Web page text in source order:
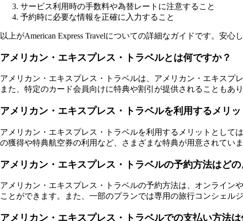
サービス利用時の手数料や為替レートに注意すること
予約時に必要な情報を正確に入力すること
以上がAmerican Express Travelについての詳細なガイドです。安心
アメリカン・エキスプレス・トラベルとは何ですか？
アメリカン・エキスプレス・トラベルは、アメリカン・エキスプ
また、特定のカード会員向けに特典や割引が提供されることもあり
アメリカン・エキスプレス・トラベルを利用するメリッ
アメリカン・エキスプレス・トラベルを利用するメリットとして
の獲得や特典航空券の利用など、さまざまな特典が用意されてい
アメリカン・エキスプレス・トラベルの予約方法はど
アメリカン・エキスプレス・トラベルの予約方法は、オンライン
ことができます。また、一部のプランでは専用の旅行コンシェル
アメリカン・エキスプレス・トラベルでの支払い方法